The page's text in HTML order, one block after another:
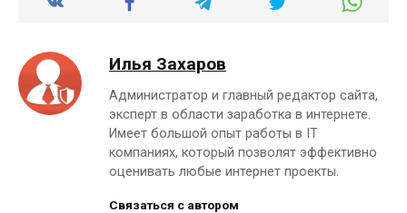
Илья Захаров
Администратор и главный редактор сайта,
эксперт в области заработка в интернете.
Имеет большой опыт работы в IT
компаниях, который позволят эффективно
оценивать любые интернет проекты.
Связаться с автором